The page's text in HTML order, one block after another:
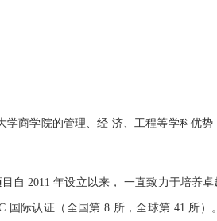
商学院的管理、经 济、工程等学科优势
自 2011 年设立以来， 一直致力于培养
国际认证（全国第 8 所，全球第 41 所）